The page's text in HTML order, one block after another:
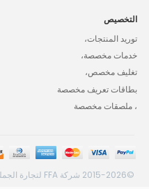
التخصيص
توريد المنتجات،
خدمات مخصصة،
تغليف مخصص،
بطاقات تعريف مخصصة
، ملصقات مخصصة
©2015-2026 شركة FFA لتجارة الجملة، جميع الحقوق محفوظة